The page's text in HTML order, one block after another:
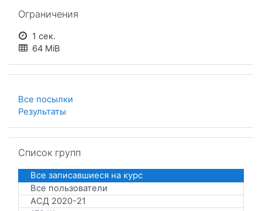
Ограничения
1 сек.
64 MiB
Все посылки
Результаты
Список групп
Все записавшиеся на курс
Все пользователи
АСД 2020-21